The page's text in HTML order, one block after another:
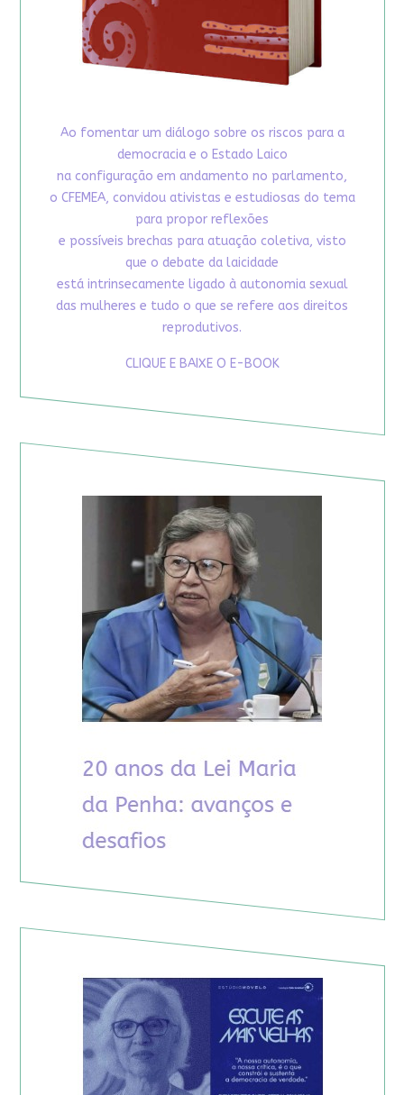
Ao fomentar um diálogo sobre os riscos para a
democracia e o Estado Laico
na configuração em andamento no parlamento,
o CFEMEA, convidou ativistas e estudiosas do tema
para propor reflexões
e possíveis brechas para atuação coletiva, visto
que o debate da laicidade
está intrinsecamente ligado à autonomia sexual
das mulheres e tudo o que se refere aos direitos
reprodutivos.
CLIQUE E BAIXE O E-BOOK